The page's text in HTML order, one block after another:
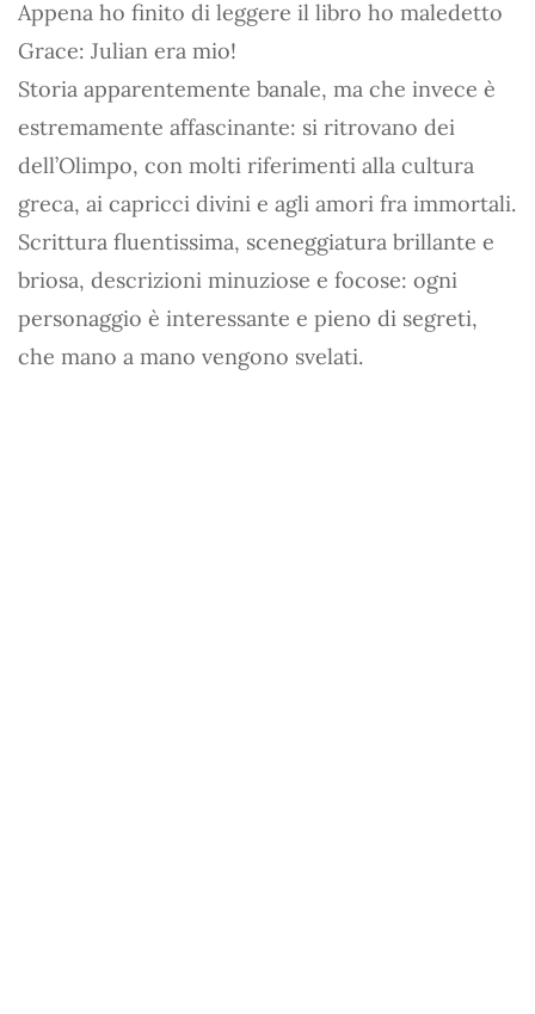
Appena ho finito di leggere il libro ho maledetto
Grace: Julian era mio!
Storia apparentemente banale, ma che invece è
estremamente affascinante: si ritrovano dei
dell’Olimpo, con molti riferimenti alla cultura
greca, ai capricci divini e agli amori fra immortali.
Scrittura fluentissima, sceneggiatura brillante e
briosa, descrizioni minuziose e focose: ogni
personaggio è interessante e pieno di segreti,
che mano a mano vengono svelati.